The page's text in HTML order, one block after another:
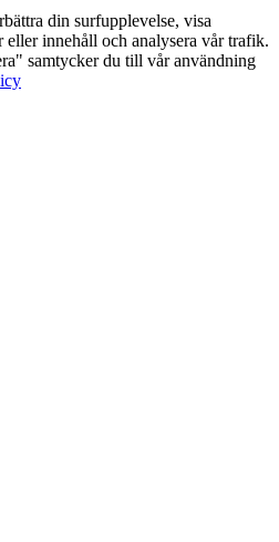
din surfupplevelse, visa
eller innehåll och analysera vår trafik.
samtycker du till vår användning